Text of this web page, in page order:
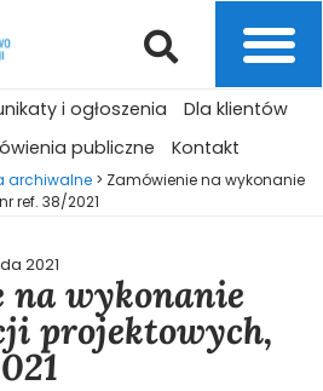
i ogłoszenia
Dla klientów
publiczne Kontakt
archiwalne > Zamówienie na wykonanie
ref. 38/2021
2021
na wykonanie
projektowych,